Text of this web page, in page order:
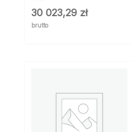
30 023,29 zł
brutto